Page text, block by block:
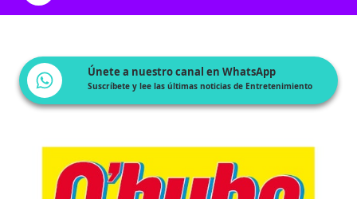
Únete a nuestro canal en WhatsApp
Suscríbete y lee las últimas noticias de Entretenimiento